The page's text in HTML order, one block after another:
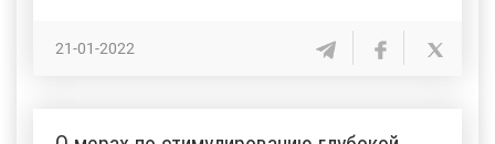
21-01-2022